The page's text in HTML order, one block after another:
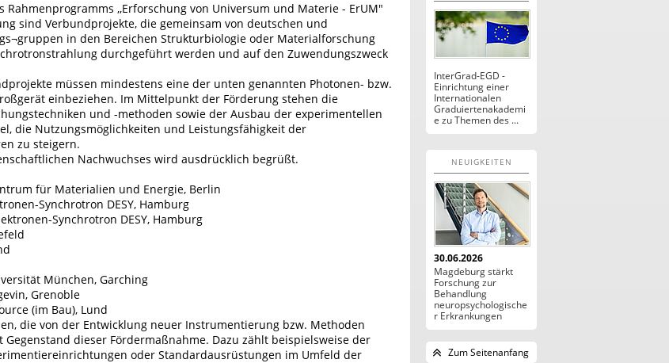
Rahmenprogramms ,,Erforschung von Universum und Materie - ErUM"
sind Verbundprojekte, die gemeinsam von deutschen und
in den Bereichen Strukturbiologie oder Materialforschung
durchgeführt werden und auf den Zuwendungszweck
müssen mindestens eine der unten genannten Photonen- bzw.
einbeziehen. Im Mittelpunkt der Förderung stehen die
und -methoden sowie der Ausbau der experimentellen
die Nutzungsmöglichkeiten und Leistungsfähigkeit der
zu steigern.
Nachwuchses wird ausdrücklich begrüßt.
für Materialien und Energie, Berlin
Synchrotron DESY, Hamburg
Synchrotron DESY, Hamburg
München, Garching
Grenoble
(im Bau), Lund
die von der Entwicklung neuer Instrumentierung bzw. Methoden
Gegenstand dieser Fördermaßnahme. Dazu zählt beispielsweise der
oder Standardausrüstungen im Umfeld der
InterGrad-EGD -
Einrichtung einer
Internationalen
Graduiertenakademi
e zu Themen des ...
NEUIGKEITEN
30.06.2026
Magdeburg stärkt
Forschung zur
Behandlung
neuropsychologische
r Erkrankungen
Zum Seitenanfang